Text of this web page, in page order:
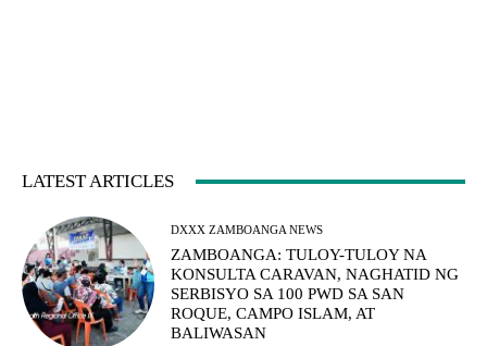
LATEST ARTICLES
DXXX ZAMBOANGA NEWS
ZAMBOANGA: TULOY-TULOY NA
KONSULTA CARAVAN, NAGHATID NG
SERBISYO SA 100 PWD SA SAN
ROQUE, CAMPO ISLAM, AT
BALIWASAN